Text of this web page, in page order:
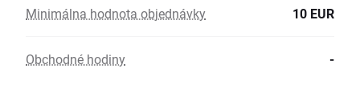
Minimálna hodnota objednávky 10 EUR
Obchodné hodiny -